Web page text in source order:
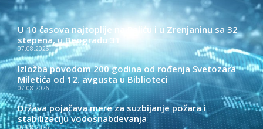
U 10 časova najtoplije na Paliću i u Zrenjaninu sa 32
stepena, u Beogradu 31
07.08.2026.
Izložba povodom 200 godina od rođenja Svetozara
Miletića od 12. avgusta u Biblioteci
07.08.2026.
Država pojačava mere za suzbijanje požara i
stabilizaciju vodosnabdevanja
07.08.2026.